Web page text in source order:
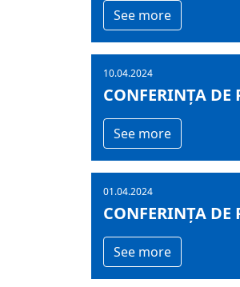
See more
10.04.2024
CONFERINȚA DE
See more
01.04.2024
CONFERINȚA DE
See more